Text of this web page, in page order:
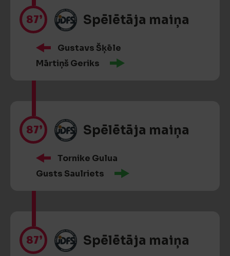
87’ Spēlētāja maiņa
Gustavs Šķēle
Mārtiņš Geriks
87’ Spēlētāja maiņa
Tornike Gulua
Gusts Saulriets
87’ Spēlētāja maiņa